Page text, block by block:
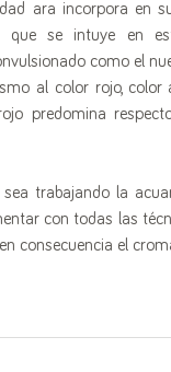
ara incorpora en
que se intuye en
como el
al color rojo,
predomina
trabajando la
con todas las
consecuencia el